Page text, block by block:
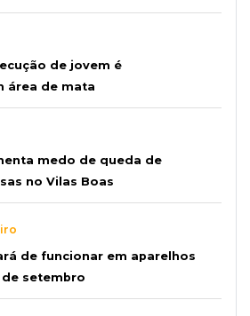
de jovem é
área de mata
medo de queda de
no Vilas Boas
de funcionar em aparelhos
setembro